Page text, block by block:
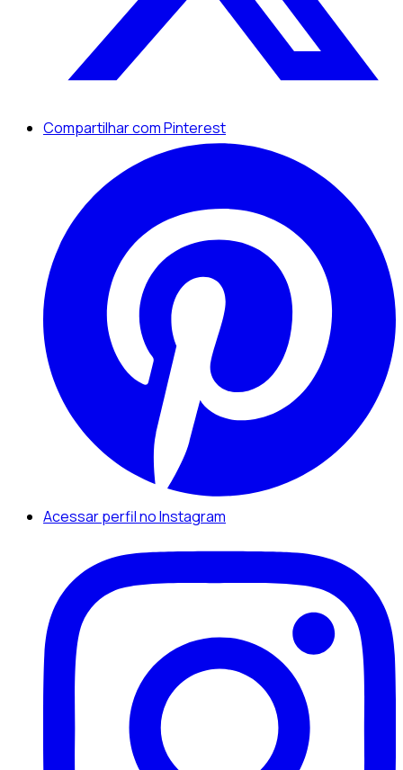
Compartilhar com Pinterest
Acessar perfil no Instagram